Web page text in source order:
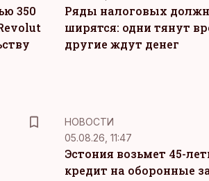
350
Ряды налоговых
ширятся: одни тянут
другие ждут денег
НОВОСТИ
05.08.26, 11:47
Эстония возьмет 45-
кредит на оборонные